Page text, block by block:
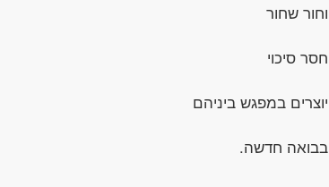
וחור שחור
חסר סיכוי
יוצרים במפגש ביניהם
בבואה חדשה.